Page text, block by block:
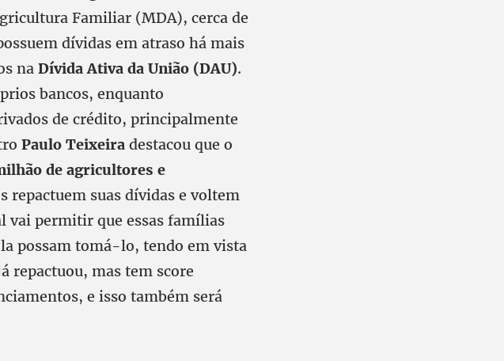
Familiar (MDA), cerca de
dívidas em atraso há mais
na Dívida Ativa da União (DAU).
bancos, enquanto
de crédito, principalmente
Paulo Teixeira destacou que o
de agricultores e
repactuem suas dívidas e voltem
vai permitir que essas famílias
possam tomá-lo, tendo em vista
repactuou, mas tem score
e isso também será